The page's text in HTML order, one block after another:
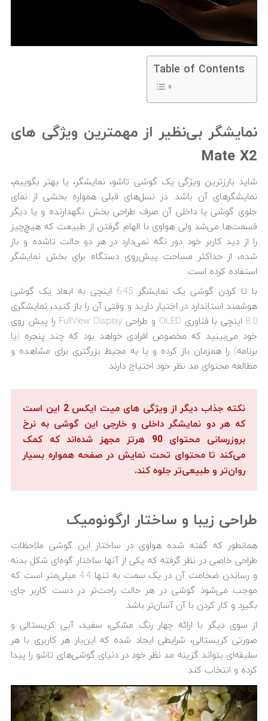
Table of Contents
نمایشگر بی‌نظیر از مهمترین ویژگی های
Mate X2
شاید بارزترین ویژگی یک گوشی تاشو، نمایشگر، یا بهتر بگوییم،
نمایشگرهای آن باشد. در نسل‌های قبلی همواره بخشی از نمای
جلوی گوشی یا داخلی آن صرف طراحی بخش نگهدارنده و یا دیگر
قسمت‌ها می‌شد ولی هواوی با الهام گرفتن از طبیعت که هیچ‌چیز
را از دید کاربر خود دور نگه نمی‌دارد در هر دو حالت تاشده و باز
شده، از حداکثر مساحت پیش‌روی دستگاه برای بخش نمایشگر
استفاده کرده است.
با تا کردن گوشی یک نمایشگر 6.45 اینچی به ابعاد یک گوشی
هوشمند استاندارد در اختیار دارید و وقتی آن را باز کنید، نمایشگری
8.0 اینچی با فناوری OLED و طراحی FullView Display را پیش روی
خود می‌بینید که مخصوص افرادی خواهد بود که چند پنجره (یا
برنامه) را همزمان باز کرده و یا به محیط بزرگتری برای مشاهده و
مطالعه محتوای مد نظر خود احتیاج دارند.
نکته جذاب دیگر از ویژگی های میت ایکس 2 این است
که هر دو نمایشگر داخلی و خارجی این گوشی به نرخ
بروزرسانی محتوای 90 هرتز مجهز شده‌اند که کمک
می‌کند تا محتوای تحت نمایش در صفحه همواره بسیار
روان‌تر و طبیعی‌تر جلوه کند.
طراحی زیبا و ساختار ارگونومیک
همانطور که گفته شده هواوی در ساختار این گوشی ملاحظات
طراحی خاصی در نظر گرفته که یکی از آنها ساختار گوه‌ای شکل بدنه
و رساندن ضخامت آن در یک سمت به تنها 4.4 میلی‌متر است که
موجب می‌شود گوشی در هر حالت راحت‌تر در دست کاربر جای
بگیرد و کار کردن با آن آسان‌تر باشد.
از سوی دیگر با ارائه چهار رنگ مشکی، سفید، آبی کریستالی و
صورتی کریستالی، شرایطی ایجاد شده که این‌بار هر کاربری با هر
سلیقه‌ای بتواند گزینه مد نظر خود در دنیای گوشی‌های تاشو را پیدا
کرده و انتخاب کند.